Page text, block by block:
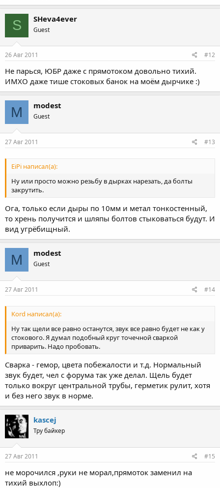
S SHeva4ever
Guest
26 Авг 2011 #12
Не парься, ЮБР даже с прямотоком довольно тихий.
ИМХО даже тише стоковых банок на моём дырчике :)
M modest
Guest
27 Авг 2011 #13
EiPi написал(а):
Ну или просто можно резьбу в дырках нарезать, да болты
закрутить.
Ога, только если дыры по 10мм и метал тонкостенный,
то хрень получится и шляпы болтов стыковаться будут. И
вид угрёбищный.
M modest
Guest
27 Авг 2011 #14
Kord написал(а):
Ну так щели все равно останутся, звук все равно будет не как у
стокового. Я думал подобный круг точечной сваркой
приварить. Надо пробовать.
Сварка - гемор, цвета побежалости и т.д. Нормальный
звук будет, чел с форума так уже делал. Щель будет
только вокруг центральной трубы, герметик рулит, хотя
и без него звук в норме.
kascej
Тру байкер
27 Авг 2011 #15
не морочился ,руки не морал,прямоток заменил на
тихий выхлоп:)